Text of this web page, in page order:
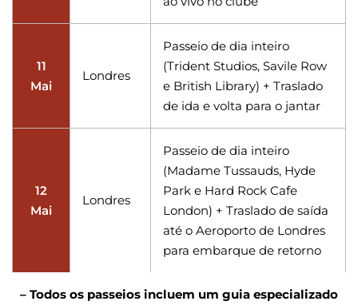
11
Mai
Londres
Passeio de dia inteiro
(Trident Studios, Savile Row
e British Library) + Traslado
de ida e volta para o jantar
12
Mai
Londres
Passeio de dia inteiro
(Madame Tussauds, Hyde
Park e Hard Rock Cafe
London) + Traslado de saída
até o Aeroporto de Londres
para embarque de retorno
– Todos os passeios incluem um guia especializado